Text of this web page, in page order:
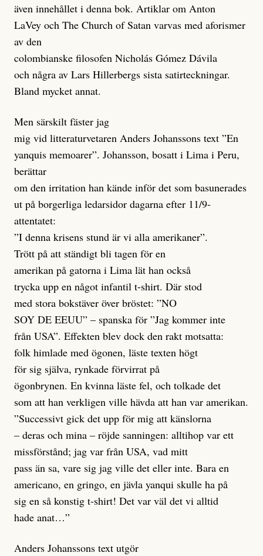
även innehållet i denna bok. Artiklar om Anton
LaVey och The Church of Satan varvas med aforismer
av den
colombianske filosofen Nicholás Gómez Dávila
och några av Lars Hillerbergs sista satirteckningar.
Bland mycket annat.
Men särskilt fäster jag
mig vid litteraturvetaren Anders Johanssons text ”En
yanquis memoarer”. Johansson, bosatt i Lima i Peru,
berättar
om den irritation han kände inför det som basunerades
ut på borgerliga ledarsidor dagarna efter 11/9-
attentatet:
”I denna krisens stund är vi alla amerikaner”.
Trött på att ständigt bli tagen för en
amerikan på gatorna i Lima lät han också
trycka upp en något infantil t-shirt. Där stod
med stora bokstäver över bröstet: ”NO
SOY DE EEUU” – spanska för ”Jag kommer inte
från USA”. Effekten blev dock den rakt motsatta:
folk himlade med ögonen, läste texten högt
för sig själva, rynkade förvirrat på
ögonbrynen. En kvinna läste fel, och tolkade det
som att han verkligen ville hävda att han var amerikan.
”Successivt gick det upp för mig att känslorna
– deras och mina – röjde sanningen: alltihop var ett
missförstånd; jag var från USA, vad mitt
pass än sa, vare sig jag ville det eller inte. Bara en
americano, en gringo, en jävla yanqui skulle ha på
sig en så konstig t-shirt! Det var väl det vi alltid
hade anat…”
Anders Johanssons text utgör